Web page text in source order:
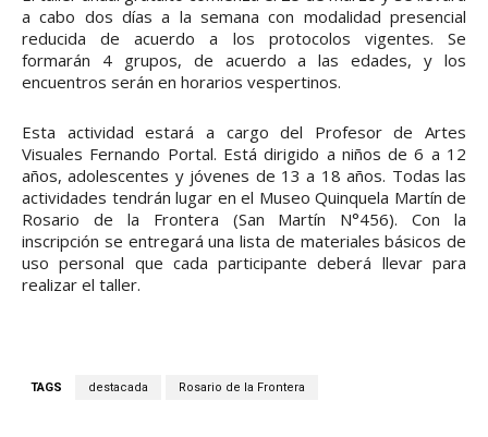
a cabo dos días a la semana con modalidad presencial
reducida de acuerdo a los protocolos vigentes. Se
formarán 4 grupos, de acuerdo a las edades, y los
encuentros serán en horarios vespertinos.
Esta actividad estará a cargo del Profesor de Artes
Visuales Fernando Portal. Está dirigido a niños de 6 a 12
años, adolescentes y jóvenes de 13 a 18 años. Todas las
actividades tendrán lugar en el Museo Quinquela Martín de
Rosario de la Frontera (San Martín N°456). Con la
inscripción se entregará una lista de materiales básicos de
uso personal que cada participante deberá llevar para
realizar el taller.
TAGS destacada Rosario de la Frontera